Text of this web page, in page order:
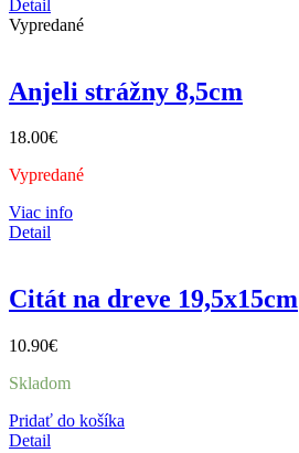
Detail
Vypredané
Anjeli strážny 8,5cm
18.00€
Vypredané
Viac info
Detail
Citát na dreve 19,5x15cm
10.90€
Skladom
Pridať do košíka
Detail